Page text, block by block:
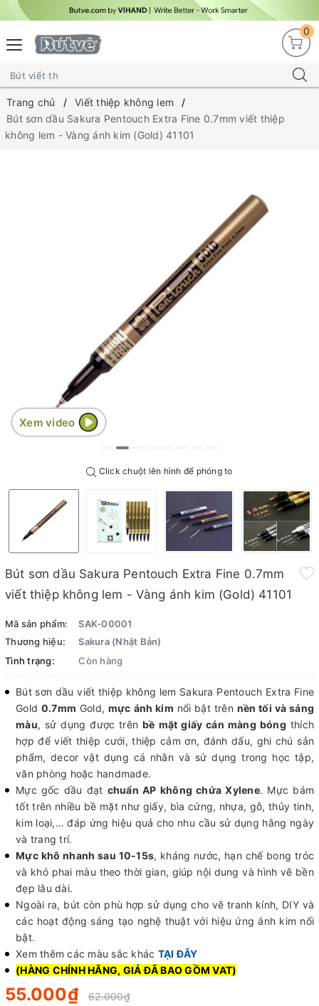
0
Trang chủ
Viết thiệp không lem
Bút sơn dầu Sakura Pentouch Extra Fine 0.7mm viết thiệp
không lem - Vàng ánh kim (Gold) 41101
Click chuột lên hình để phóng to
Xem video
Bút sơn dầu Sakura Pentouch Extra Fine 0.7mm
viết thiệp không lem - Vàng ánh kim (Gold) 41101
Mã sản phẩm:
SAK-00001
Thương hiệu:
Sakura (Nhật Bản)
Tình trạng:
Còn hàng
Bút sơn dầu viết thiệp không lem Sakura Pentouch Extra Fine
Gold 0.7mm Gold, mực ánh kim nổi bật trên nền tối và sáng
màu, sử dụng được trênbề mặt giấy cán màng bóng thích
hợp để viết thiệp cưới, thiệp cảm ơn, đánh dấu, ghi chú sản
phẩm, decor vật dụng cá nhân và sử dụng trong học tập,
văn phòng hoặc handmade.
Mực gốc dầu đạt chuẩn AP không chứa Xylene. Mực bám
tốt trên nhiều bề mặt như giấy, bìa cứng, nhựa, gỗ, thủy tinh,
kim loại,… đáp ứng hiệu quả cho nhu cầu sử dụng hằng ngày
và trang trí.
Mực khô nhanh sau 10-15s, kháng nước, hạn chế bong tróc
và khó phai màu theo thời gian, giúp nội dung và hình vẽ bền
đẹp lâu dài.
Ngoài ra, bút còn phù hợp sử dụng cho vẽ tranh kính, DIY và
các hoạt động sáng tạo nghệ thuật với hiệu ứng ánh kim nổi
bật.
Xem thêm các màu sắc khác TẠI ĐÂY
(HÀNG CHÍNH HÃNG, GIÁ ĐÃ BAO GỒM VAT)
55.000₫
62.000₫